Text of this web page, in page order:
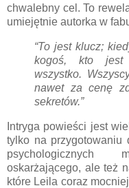
chwalebny cel. To
umiejętnie autorka w
“To jest klucz;
kogoś, kto jest
wszystko.
nawet za cenę
sekretów.”
Intryga powieści jest
tylko na przygotowaniu
psychologicznych
oskarżającego, ale też
które Leila coraz